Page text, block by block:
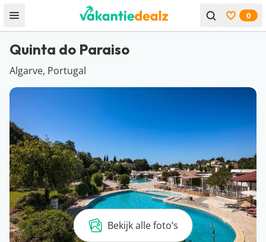
Open menu Bekijk
0
Quinta do Paraiso
Algarve, Portugal
Bekijk alle foto’s